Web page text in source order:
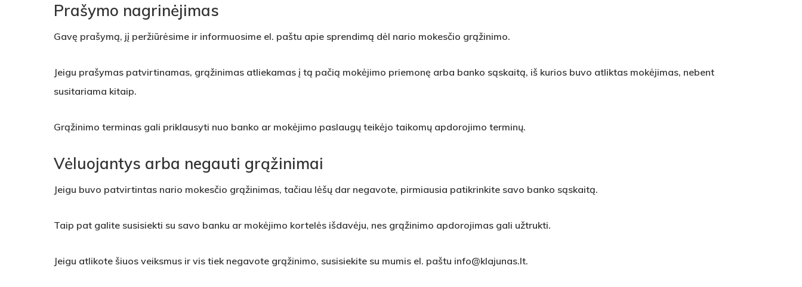
Prašymo nagrinėjimas
Gavę prašymą, jį peržiūrėsime ir informuosime el. paštu apie sprendimą dėl nario mokesčio grąžinimo.
Jeigu prašymas patvirtinamas, grąžinimas atliekamas į tą pačią mokėjimo priemonę arba banko sąskaitą, iš kurios buvo atliktas mokėjimas, nebent
susitariama kitaip.
Grąžinimo terminas gali priklausyti nuo banko ar mokėjimo paslaugų teikėjo taikomų apdorojimo terminų.
Vėluojantys arba negauti grąžinimai
Jeigu buvo patvirtintas nario mokesčio grąžinimas, tačiau lėšų dar negavote, pirmiausia patikrinkite savo banko sąskaitą.
Taip pat galite susisiekti su savo banku ar mokėjimo kortelės išdavėju, nes grąžinimo apdorojimas gali užtrukti.
Jeigu atlikote šiuos veiksmus ir vis tiek negavote grąžinimo, susisiekite su mumis el. paštu info@klajunas.lt.